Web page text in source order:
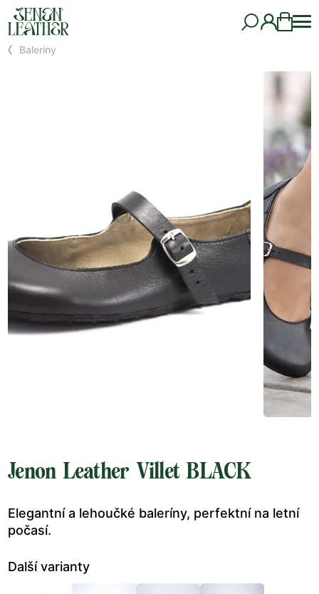
Baleríny
Jenon Leather Villet BLACK
Elegantní a lehoučké baleríny, perfektní na letní
počasí.
Další varianty